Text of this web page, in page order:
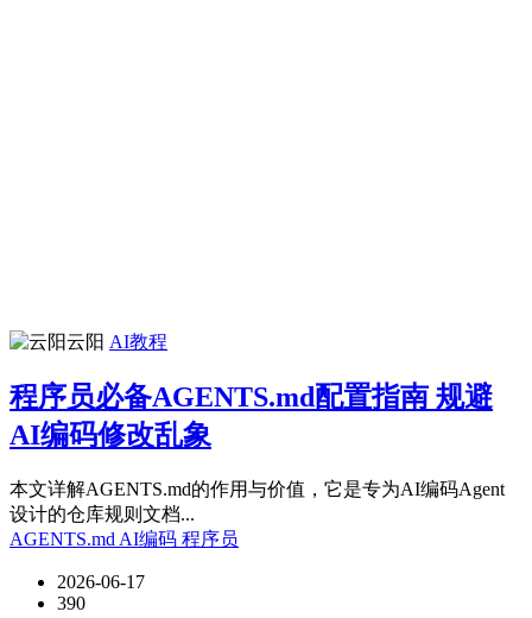
云阳 AI教程
程序员必备AGENTS.md配置指南 规避
AI编码修改乱象
本文详解AGENTS.md的作用与价值，它是专为AI编码Agent
设计的仓库规则文档...
AGENTS.md AI编码 程序员
2026-06-17
390